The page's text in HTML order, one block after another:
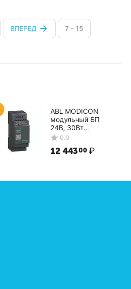
ВПЕРЕД 7 - 15
ABL MODICON
модульный БП
24В, 30Вт
ABLM1A24012
0.0
12 44300 ₽